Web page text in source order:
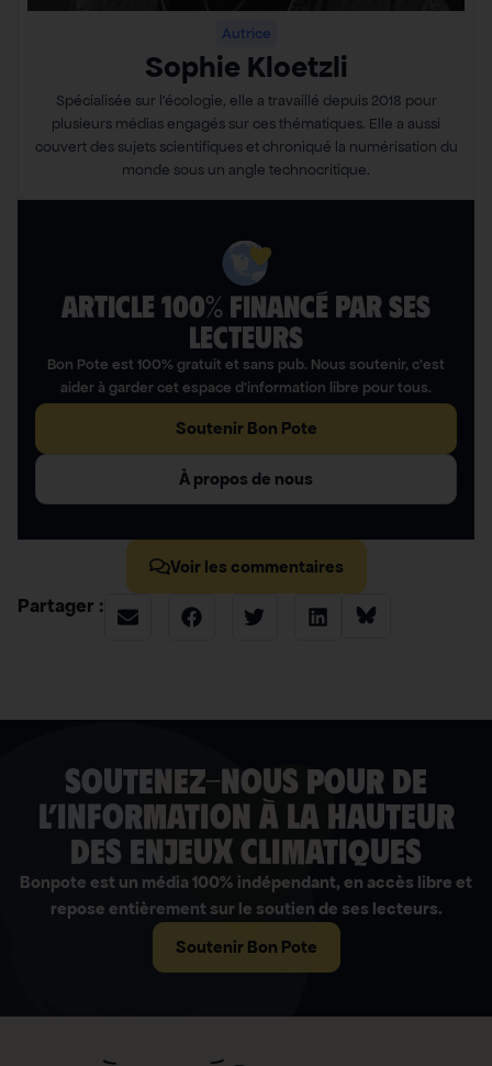
Autrice
Sophie Kloetzli
Spécialisée sur l’écologie, elle a travaillé depuis 2018 pour
plusieurs médias engagés sur ces thématiques. Elle a aussi
couvert des sujets scientifiques et chroniqué la numérisation du
monde sous un angle technocritique.
ARTICLE 100% FINANCÉ PAR SES
LECTEURS​
Bon Pote est 100% gratuit et sans pub. Nous soutenir, c’est
aider à garder cet espace d’information libre pour tous.
Soutenir Bon Pote
À propos de nous
Voir les commentaires
Partager :
soutenez-nous pour de
l’information à la hauteur
des enjeux climatiques
Bonpote est un média 100% indépendant, en accès libre et
repose entièrement sur le soutien de ses lecteurs.
Soutenir Bon Pote